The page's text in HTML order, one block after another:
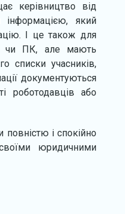
керівництво від
інформацією, який
І це також для
чи ПК, але мають
списки учасників,
документуються
роботодавців або
і спокійно
юридичними